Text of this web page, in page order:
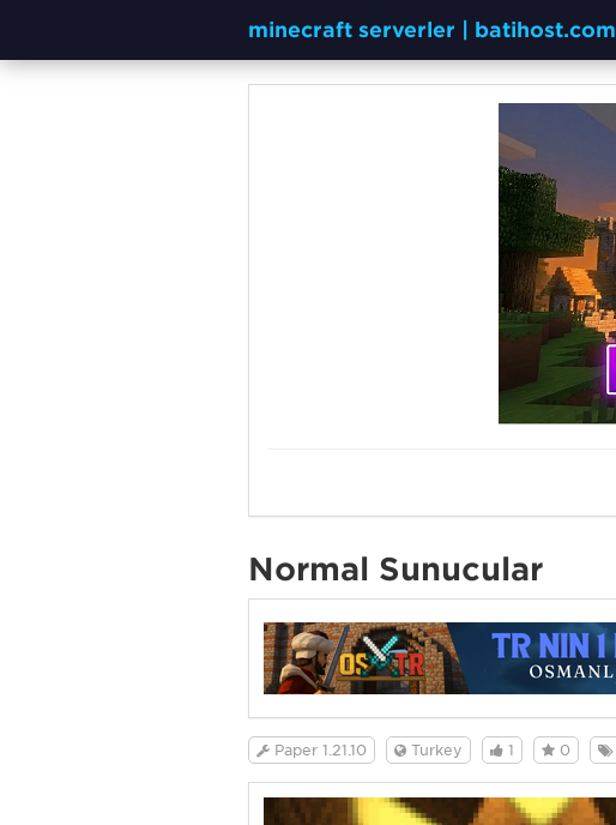
minecraft serverler | batihost.com
Normal Sunucular
Paper 1.21.10 Turkey 1 0